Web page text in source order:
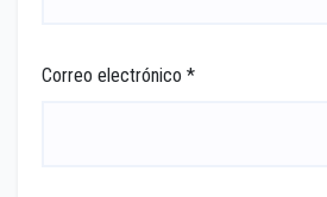
Correo electrónico *